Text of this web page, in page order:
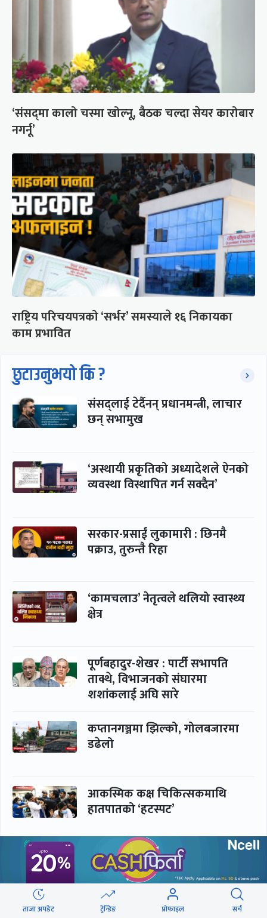
‘संसद्‍मा कालो चस्मा खोल्नू, बैठक चल्दा सेयर कारोबार
नगर्नू’
राष्ट्रिय परिचयपत्रको ‘सर्भर’ समस्याले १६ निकायका
काम प्रभावित
छुटाउनुभयो कि ?
संसद्लाई टेर्दैनन् प्रधानमन्त्री, लाचार
छन् सभामुख
‘अस्थायी प्रकृतिको अध्यादेशले ऐनको
व्यवस्था विस्थापित गर्न सक्दैन’
सरकार-प्रसाईं लुकामारी : छिनमै
पक्राउ, तुरुन्तै रिहा
‘कामचलाउ’ नेतृत्वले थलियो स्वास्थ्य
क्षेत्र
पूर्णबहादुर-शेखर : पार्टी सभापति
ताक्थे, विभाजनको संघारमा
शशांकलाई अघि सारे
कप्तानगञ्जमा झिल्को, गोलबजारमा
डढेलो
आकस्मिक कक्ष चिकित्सकमाथि
हातपातको ‘हटस्पट’
नपढी ‘पास’, नपढाइ ‘गुणस्तर’
ताजा अपडेट ट्रेन्डिङ प्रोफाइल सर्च